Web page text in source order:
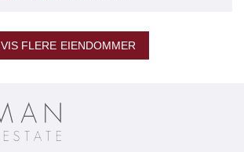
VIS FLERE EIENDOMMER